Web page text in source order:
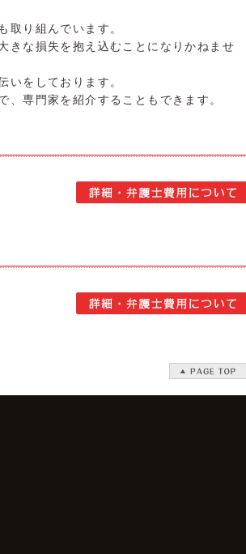
取り組んでいます。
きな損失を抱え込むことになりかねませ
いをしております。
、専門家を紹介することもできます。